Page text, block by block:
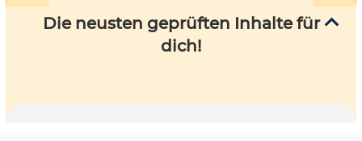
Die neusten geprüften Inhalte für
dich!